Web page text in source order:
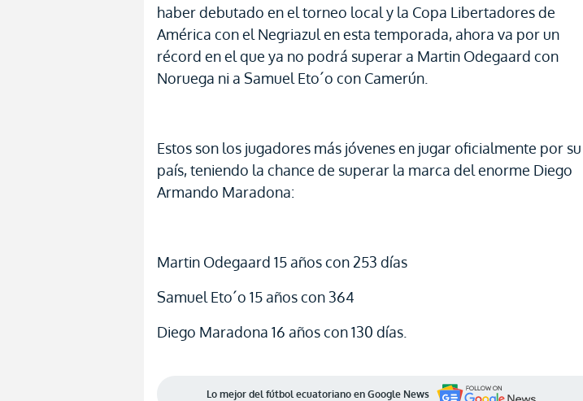
haber debutado en el torneo local y la Copa Libertadores de
América con el Negriazul en esta temporada, ahora va por un
récord en el que ya no podrá superar a Martin Odegaard con
Noruega ni a Samuel Eto´o con Camerún.
Estos son los jugadores más jóvenes en jugar oficialmente por su
país, teniendo la chance de superar la marca del enorme Diego
Armando Maradona:
Martin Odegaard 15 años con 253 días
Samuel Eto´o 15 años con 364
Diego Maradona 16 años con 130 días.
Lo mejor del fútbol ecuatoriano en Google News